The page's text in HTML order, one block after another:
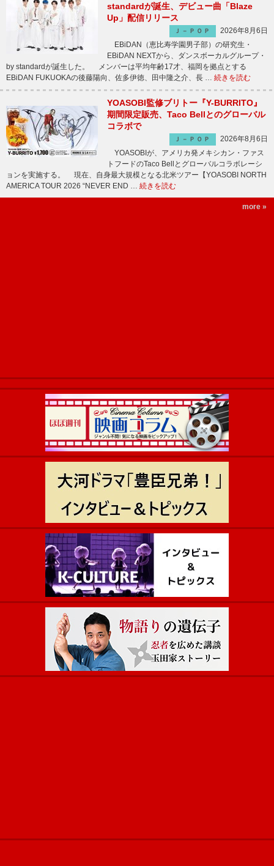
standardが誕生、デビュー曲「Blaze
Up」配信リリース
Ｊ－ＰＯＰ
2026年8月6日
EBiDAN（恵比寿学園男子部）の研究生・
EBiDAN NEXTから、ダンスボーカルグループ・
by standardが誕生した。 メンバーは平均年齢17才、福岡を拠点とする
EBiDAN FUKUOKAの後藤陽向、佐多伊徳、田中隆之介、長 … 続きを読む
YOASOBI監修ブリトー『Y-BURRITO』
期間限定販売、Taco Bellとのグローバル
コラボで
Ｊ－ＰＯＰ
2026年8月6日
YOASOBIが、アメリカ発メキシカン・ファス
トフードのTaco Bellとグローバルコラボレーシ
ョンを実施する。 現在、自身最大規模となる北米ツアー【YOASOBI NORTH
AMERICA TOUR 2026 “NEVER END … 続きを読む
more »